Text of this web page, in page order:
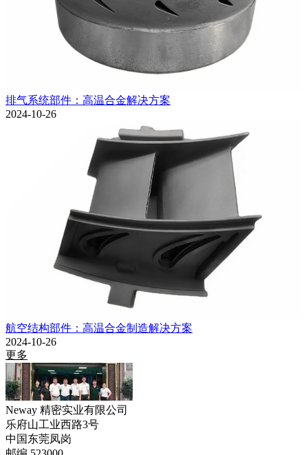
排气系统部件：高温合金解决方案
2024-10-26
航空结构部件：高温合金制造解决方案
2024-10-26
更多
Neway 精密实业有限公司
乐府山工业西路3号
中国东莞凤岗